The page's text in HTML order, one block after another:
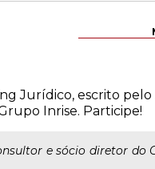
Jurídico, escrito
Inrise. Participe!
e sócio diretor do